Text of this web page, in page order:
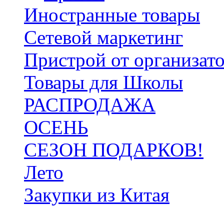
Иностранные товары
Сетевой маркетинг
Пристрой от
Товары для Школы
РАСПРОДАЖА
ОСЕНЬ
СЕЗОН ПОДАРКОВ!
Лето
Закупки из Китая